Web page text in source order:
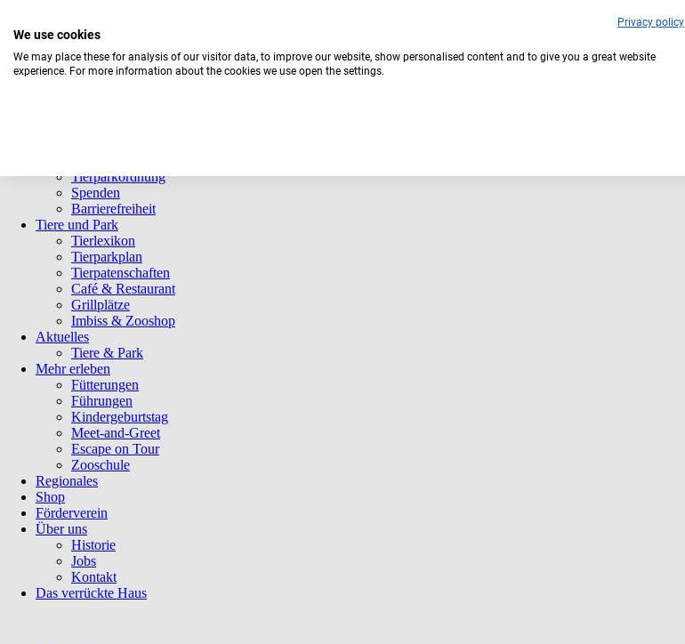
Navigation
Tierparkordnung
Spenden
Barrierefreiheit
Tiere und Park
Tierlexikon
Tierparkplan
Tierpatenschaften
Café & Restaurant
Grillplätze
Imbiss & Zooshop
Aktuelles
Tiere & Park
Mehr erleben
Fütterungen
Führungen
Kindergeburtstag
Meet-and-Greet
Escape on Tour
Zooschule
Regionales
Shop
Förderverein
Über uns
Historie
Jobs
Kontakt
Das verrückte Haus
Privacy policy
We use cookies
We may place these for analysis of our visitor data, to improve our website, show personalised content and to give you a great website
experience. For more information about the cookies we use open the settings.